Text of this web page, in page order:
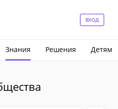
ВХОД
Знания Решения Детям